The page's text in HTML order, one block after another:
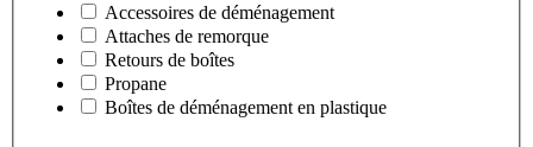
Accessoires de déménagement
Attaches de remorque
Retours de boîtes
Propane
Boîtes de déménagement en plastique